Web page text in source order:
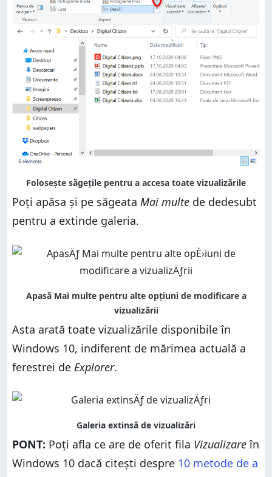
Poți apăsa și pe săgeata Mai multe de dedesubt
pentru a extinde galeria.
Asta arată toate vizualizările disponibile în
Windows 10, indiferent de mărimea actuală a
ferestrei de Explorer.
PONT: Poți afla ce are de oferit fila Vizualizareîn
Windows 10 dacă citești despre 10 metode de a